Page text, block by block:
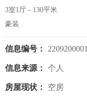
3室1厅 - 130平米
豪装
信息编号： 2209200001
信息来源： 个人
房屋现状： 空房